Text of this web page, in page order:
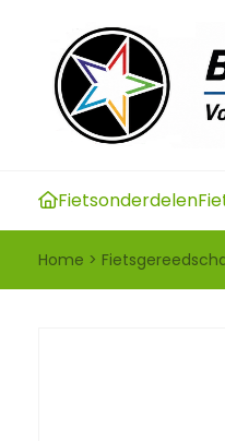
Fietsonderdelen
Home >